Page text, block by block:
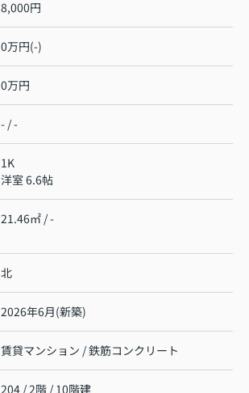
8,000円
0万円(-)
0万円
- / -
1K
洋室 6.6帖
21.46㎡ / -
北
2026年6月(新築)
賃貸マンション / 鉄筋コンクリート
204 / 2階 / 10階建